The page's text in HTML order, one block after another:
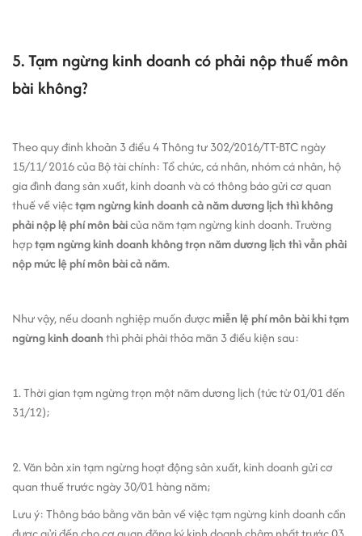
5. Tạm ngừng kinh doanh có phải nộp thuế môn
bài không?
Theo quy đinh khoản 3 điều 4 Thông tư 302/2016/TT-BTC ngày
15/11/ 2016 của Bộ tài chính:Tổ chức, cá nhân, nhóm cá nhân, hộ
gia đình đang sản xuất, kinh doanh và có thông báo gửi cơ quan
thuế về việctạm ngừng kinh doanh cả năm dương lịch thì không
phải nộp lệ phí môn bàicủa năm tạm ngừng kinh doanh. Trường
hợptạm ngừng kinh doanh không trọn năm dương lịch thì vẫn phải
nộp mức lệ phí môn bài cả năm.
Như vậy, nếu doanh nghiệp muốn đượcmiễn lệ phí môn bài khi tạm
ngừng kinh doanhthì phải phải thỏa mãn 3 điều kiện sau:
1. Thời gian tạm ngừng trọn một năm dương lịch (tức từ 01/01 đến
31/12);
2. Văn bản xin tạm ngừng hoạt động sản xuất, kinh doanh gửi cơ
quan thuế trước ngày 30/01 hàng năm;
Lưu ý: Thông báo bằng văn bản về việc tạm ngừng kinh doanh cần